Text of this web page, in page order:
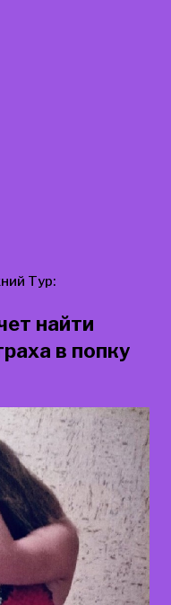
Тур:
найти
в попку